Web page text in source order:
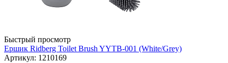
Быстрый просмотр
Ершик Ridberg Toilet Brush YYTB-001 (White/Grey)
Артикул: 1210169